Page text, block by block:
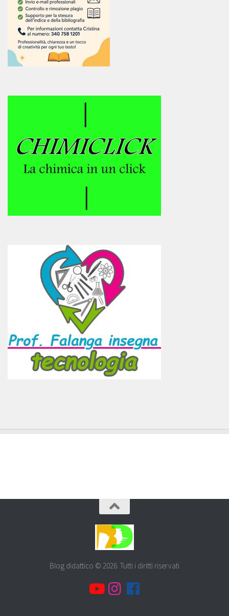
Blog didattico © 2026. Tutti i diritti riservati